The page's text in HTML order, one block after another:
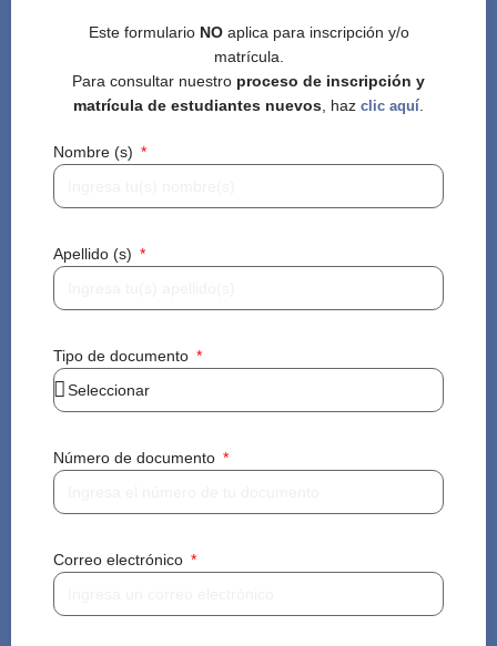
Este formulario NOaplica para inscripción y/o
matrícula.
Para consultar nuestro proceso de inscripción y
matrícula de estudiantes nuevos , haz clic aquí
Nombre (s)
Apellido (s)
Tipo de documento
Número de documento
Correo electrónico